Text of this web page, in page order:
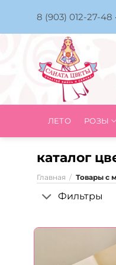
content
8 (903) 012-27-48
ЛЕТО РОЗЫ
каталог
Главная / Товары с
Фильтры